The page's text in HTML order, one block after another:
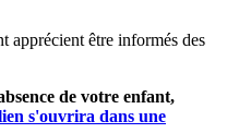
apprécient être informés des
de votre enfant,
s'ouvrira dans une